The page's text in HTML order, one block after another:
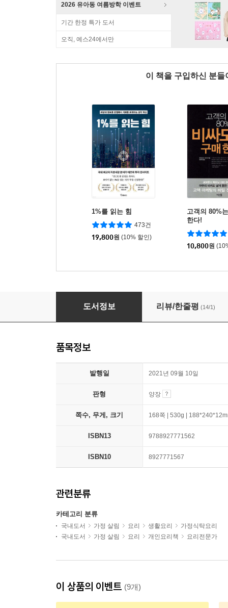
2026 유아동 여름방학 이벤트
기간 한정 특가 도서
오직, 예스24에서만
이 책을 구입하신 분
1%를 읽는 힘
473건
19,800원 (10% 할인)
고객의 80%
한다!
10,800원
SAUCE & BASICS Cook Book
도서정보 리뷰/한줄평 (14/1)
품목정보
발행일 2021년 09월 10일
판형 양장
쪽수, 무게, 크기 168쪽 | 530g |
ISBN13 9788927771562
ISBN10 8927771567
관련분류
카테고리 분류
국내도서 가정 살림 요리 생활요리
가정식탁요리
국내도서
가정 살림 요리 개인요리책 요리전문가
이 상품의 이벤트 (9개)